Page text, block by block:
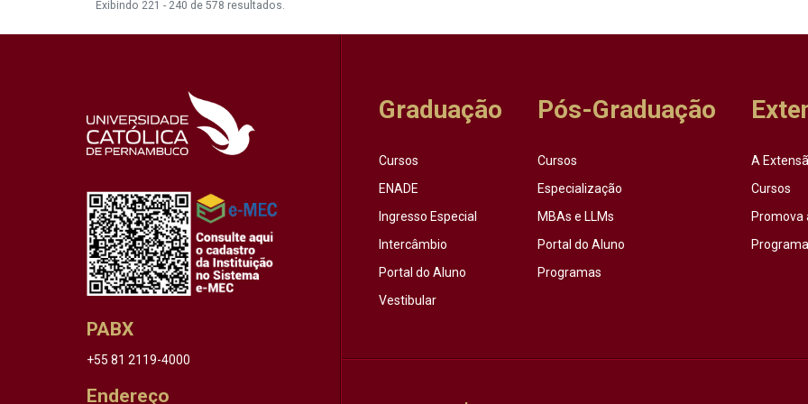
Exibindo 221 - 240 de 578 resultados.
PABX
+55 81 2119-4000
Endereço
Graduação
Cursos
ENADE
Ingresso Especial
Intercâmbio
Portal do Aluno
Vestibular
Pós-Graduação
Cursos
Especialização
MBAs e LLMs
Portal do Aluno
Programas
A
Cursos
Promova